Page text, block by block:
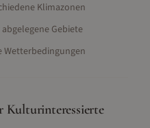
Klimazonen
Gebiete
Wetterbedingungen
Kulturinteressierte